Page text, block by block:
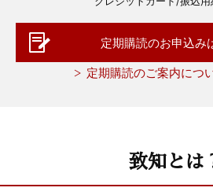
定期購読のお申込み
定期購読のご案内につ
致知とは